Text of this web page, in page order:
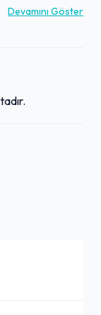
listesindeki
birleştiren
Anadolu'nun
Devamını Göster